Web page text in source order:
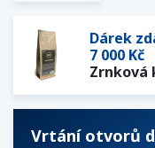
Dárek
7 000 Kč
Zrnková
Vrtání otvorů